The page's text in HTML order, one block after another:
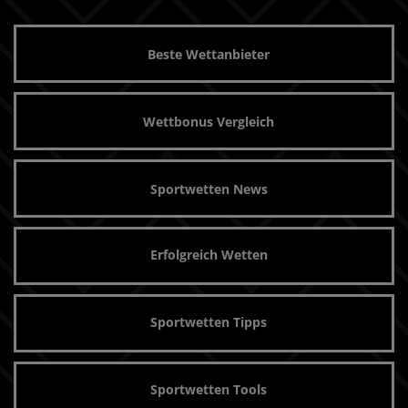
Beste Wettanbieter
Wettbonus Vergleich
Sportwetten News
Erfolgreich Wetten
Sportwetten Tipps
Sportwetten Tools